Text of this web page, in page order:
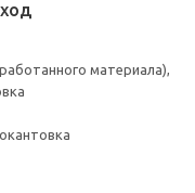
материала),